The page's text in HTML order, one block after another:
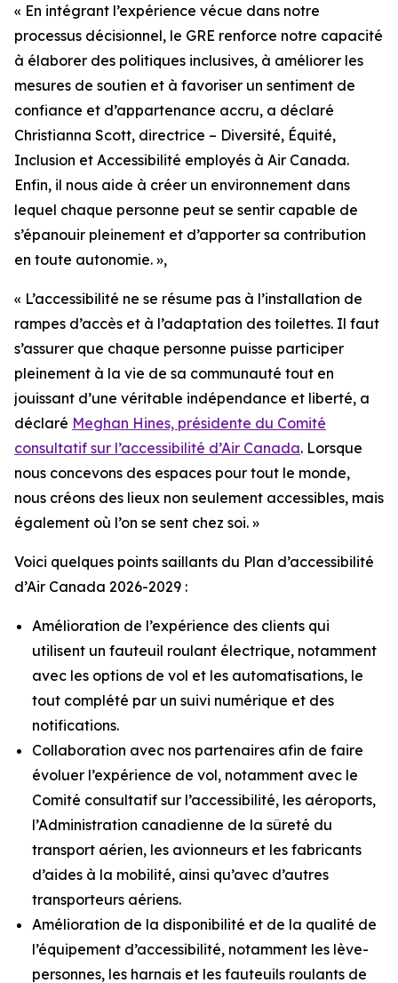
« En intégrant l’expérience vécue dans notre
processus décisionnel, le GRE renforce notre capacité
à élaborer des politiques inclusives, à améliorer les
mesures de soutien et à favoriser un sentiment de
confiance et d’appartenance accru, a déclaré
Christianna Scott, directrice – Diversité, Équité,
Inclusion et Accessibilité employés à Air Canada.
Enfin, il nous aide à créer un environnement dans
lequel chaque personne peut se sentir capable de
s’épanouir pleinement et d’apporter sa contribution
en toute autonomie. »,
« L’accessibilité ne se résume pas à l’installation de
rampes d’accès et à l’adaptation des toilettes. Il faut
s’assurer que chaque personne puisse participer
pleinement à la vie de sa communauté tout en
jouissant d’une véritable indépendance et liberté, a
déclaré Meghan Hines, présidente du Comité
consultatif sur l’accessibilité d’Air Canada. Lorsque
nous concevons des espaces pour tout le monde,
nous créons des lieux non seulement accessibles, mais
également où l’on se sent chez soi. »
Voici quelques points saillants du Plan d’accessibilité
d’Air Canada 2026-2029 :
Amélioration de l’expérience des clients qui
utilisent un fauteuil roulant électrique, notamment
avec les options de vol et les automatisations, le
tout complété par un suivi numérique et des
notifications.
Collaboration avec nos partenaires afin de faire
évoluer l’expérience de vol, notamment avec le
Comité consultatif sur l’accessibilité, les aéroports,
l’Administration canadienne de la sûreté du
transport aérien, les avionneurs et les fabricants
d’aides à la mobilité, ainsi qu’avec d’autres
transporteurs aériens.
Amélioration de la disponibilité et de la qualité de
l’équipement d’accessibilité, notamment les lève-
personnes, les harnais et les fauteuils roulants de